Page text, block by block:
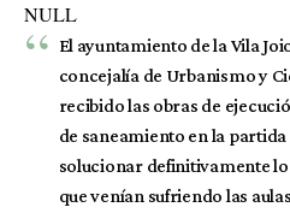
NULL
El ayuntamiento de la Vila
concejalía de Urbanismo y
recibido las obras de
de saneamiento en la
solucionar definitivamente
que venían sufriendo las